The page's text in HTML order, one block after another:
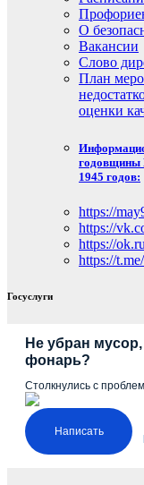
О
Вакансии
Слово
План
оценки
годовщины
1945 годов:
https://
https://
https://
https://
Госуслуги
Не убран
фонарь?
Столкнулись с
Написать